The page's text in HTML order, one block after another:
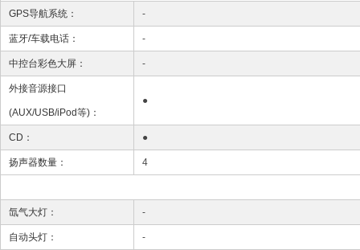
GPS导航系统： -
蓝牙/车载电话： -
中控台彩色大屏： -
外接音源接口
(AUX/USB/iPod等)：
●
CD： ●
扬声器数量： 4
氙气大灯： -
自动头灯： -